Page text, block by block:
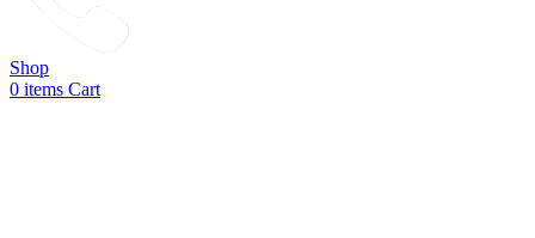
Shop
0 items Cart